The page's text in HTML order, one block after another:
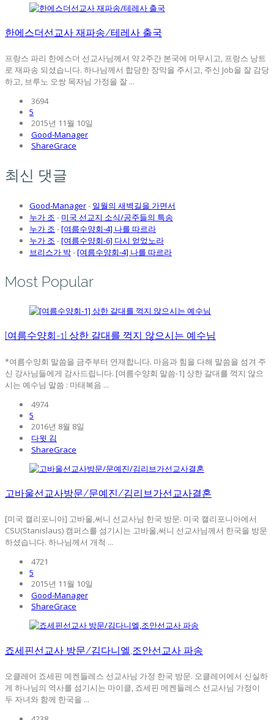
한에스더선교사 재파송/테레사 출국
프랑스 파리 한에스더 선교사님께서 약 2주간 본국에 머무시고, 프랑스 낭트
로 재파송 되셨습니다. 하나님께서 합당한 장막을 주시고, 주신 Job을 잘 감당
하고, 브루노 오쌍 목자님 가정을 잘 ...
3694
5
2015년 11월 10일
Good-Manager
ShareGrace
최신 댓글
Good-Manager- 일월의 새벽길을 가면서
누가 조 - 미국 선교지 소식/공주들의 특송
누가 조 -[여름수양회-4] 나를 따르라
누가 조 -[여름수양회-6] 다시 얻었노라
브리스가 박-[여름수양회-4] 나를 따르라
Most Popular
[여름수양회-1] 상한 갈대를 꺽지 않으시는 예수님
*여름수양회 말씀을 금주부터 연재합니다. 마음과 힘을 다해 말씀을 섬겨 주
신 강사님들에게 감사드립니다. [여름수양회 말씀-1] 상한 갈대를 꺽지 않으
시는 예수님 말씀 : 마태복음 ...
4974
5
2016년 8월 8일
다윗 김
ShareGrace
고바울선교사방문/문예진/김리브가선교사결혼
[미국 캘리포니아] 고바울,써니 선교사님 한국 방문. 미국 캘리포니아에서
CSU(Stanislaus) 캠퍼스를 섬기시는 고바울,써니 선교사님께서 한국을 방문
하셨습니다. 하나님께서 개척 ...
4721
5
2015년 11월 10일
Good-Manager
ShareGrace
죠세핀선교사 방문/김다니엘,조안선교사 파송
오클레어 죠세핀 메켄들레스 선교사님 가정 한국 방문. 오클레어에서 신실하
게 하나님의 역사를 섬기시는 마이클, 죠세핀 메켄들레스 선교사님 가정이
두 자녀와 함께 한국을 ...